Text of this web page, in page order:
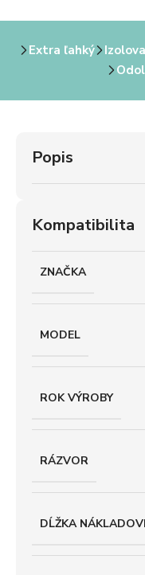
Extra ľahký
Popis
Kompatibilita
ZNAČKA
MODEL
ROK VÝROBY
RÁZVOR
DĹŽKA